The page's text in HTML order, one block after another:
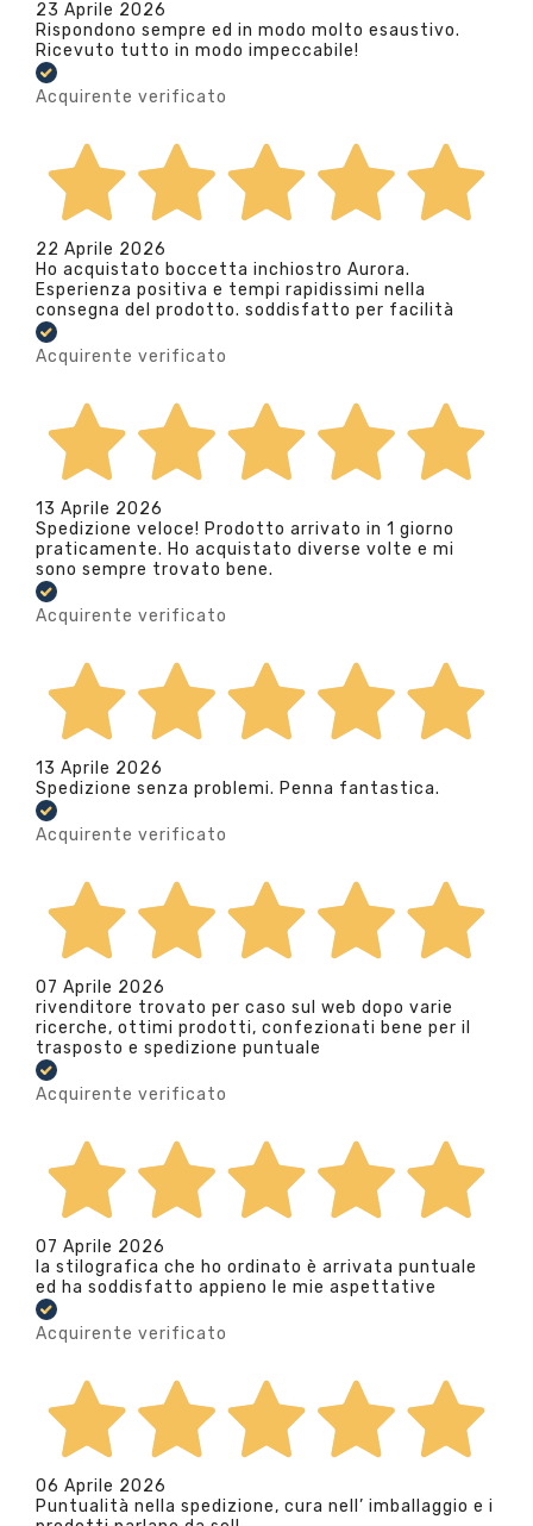
23 Aprile 2026
Rispondono sempre ed in modo molto esaustivo.
Ricevuto tutto in modo impeccabile!
Acquirente verificato
22 Aprile 2026
Ho acquistato boccetta inchiostro Aurora.
Esperienza positiva e tempi rapidissimi nella
consegna del prodotto. soddisfatto per facilità
Acquirente verificato
13 Aprile 2026
Spedizione veloce! Prodotto arrivato in 1 giorno
praticamente. Ho acquistato diverse volte e mi
sono sempre trovato bene.
Acquirente verificato
13 Aprile 2026
Spedizione senza problemi. Penna fantastica.
Acquirente verificato
07 Aprile 2026
rivenditore trovato per caso sul web dopo varie
ricerche, ottimi prodotti, confezionati bene per il
trasposto e spedizione puntuale
Acquirente verificato
07 Aprile 2026
la stilografica che ho ordinato è arrivata puntuale
ed ha soddisfatto appieno le mie aspettative
Acquirente verificato
06 Aprile 2026
Puntualità nella spedizione, cura nell’ imballaggio e i